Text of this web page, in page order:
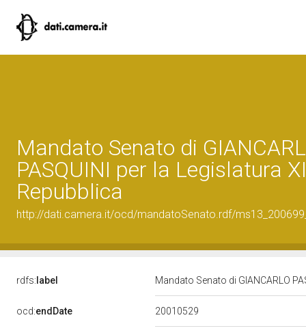
Mandato Senato di
PASQUINI per la Legislatura
Repubblica
http://dati.camera.it/ocd/mandatoSenato.rdf/
rdfs: label Mandato Senato di GIANCARLO
ocd:endDate 20010529